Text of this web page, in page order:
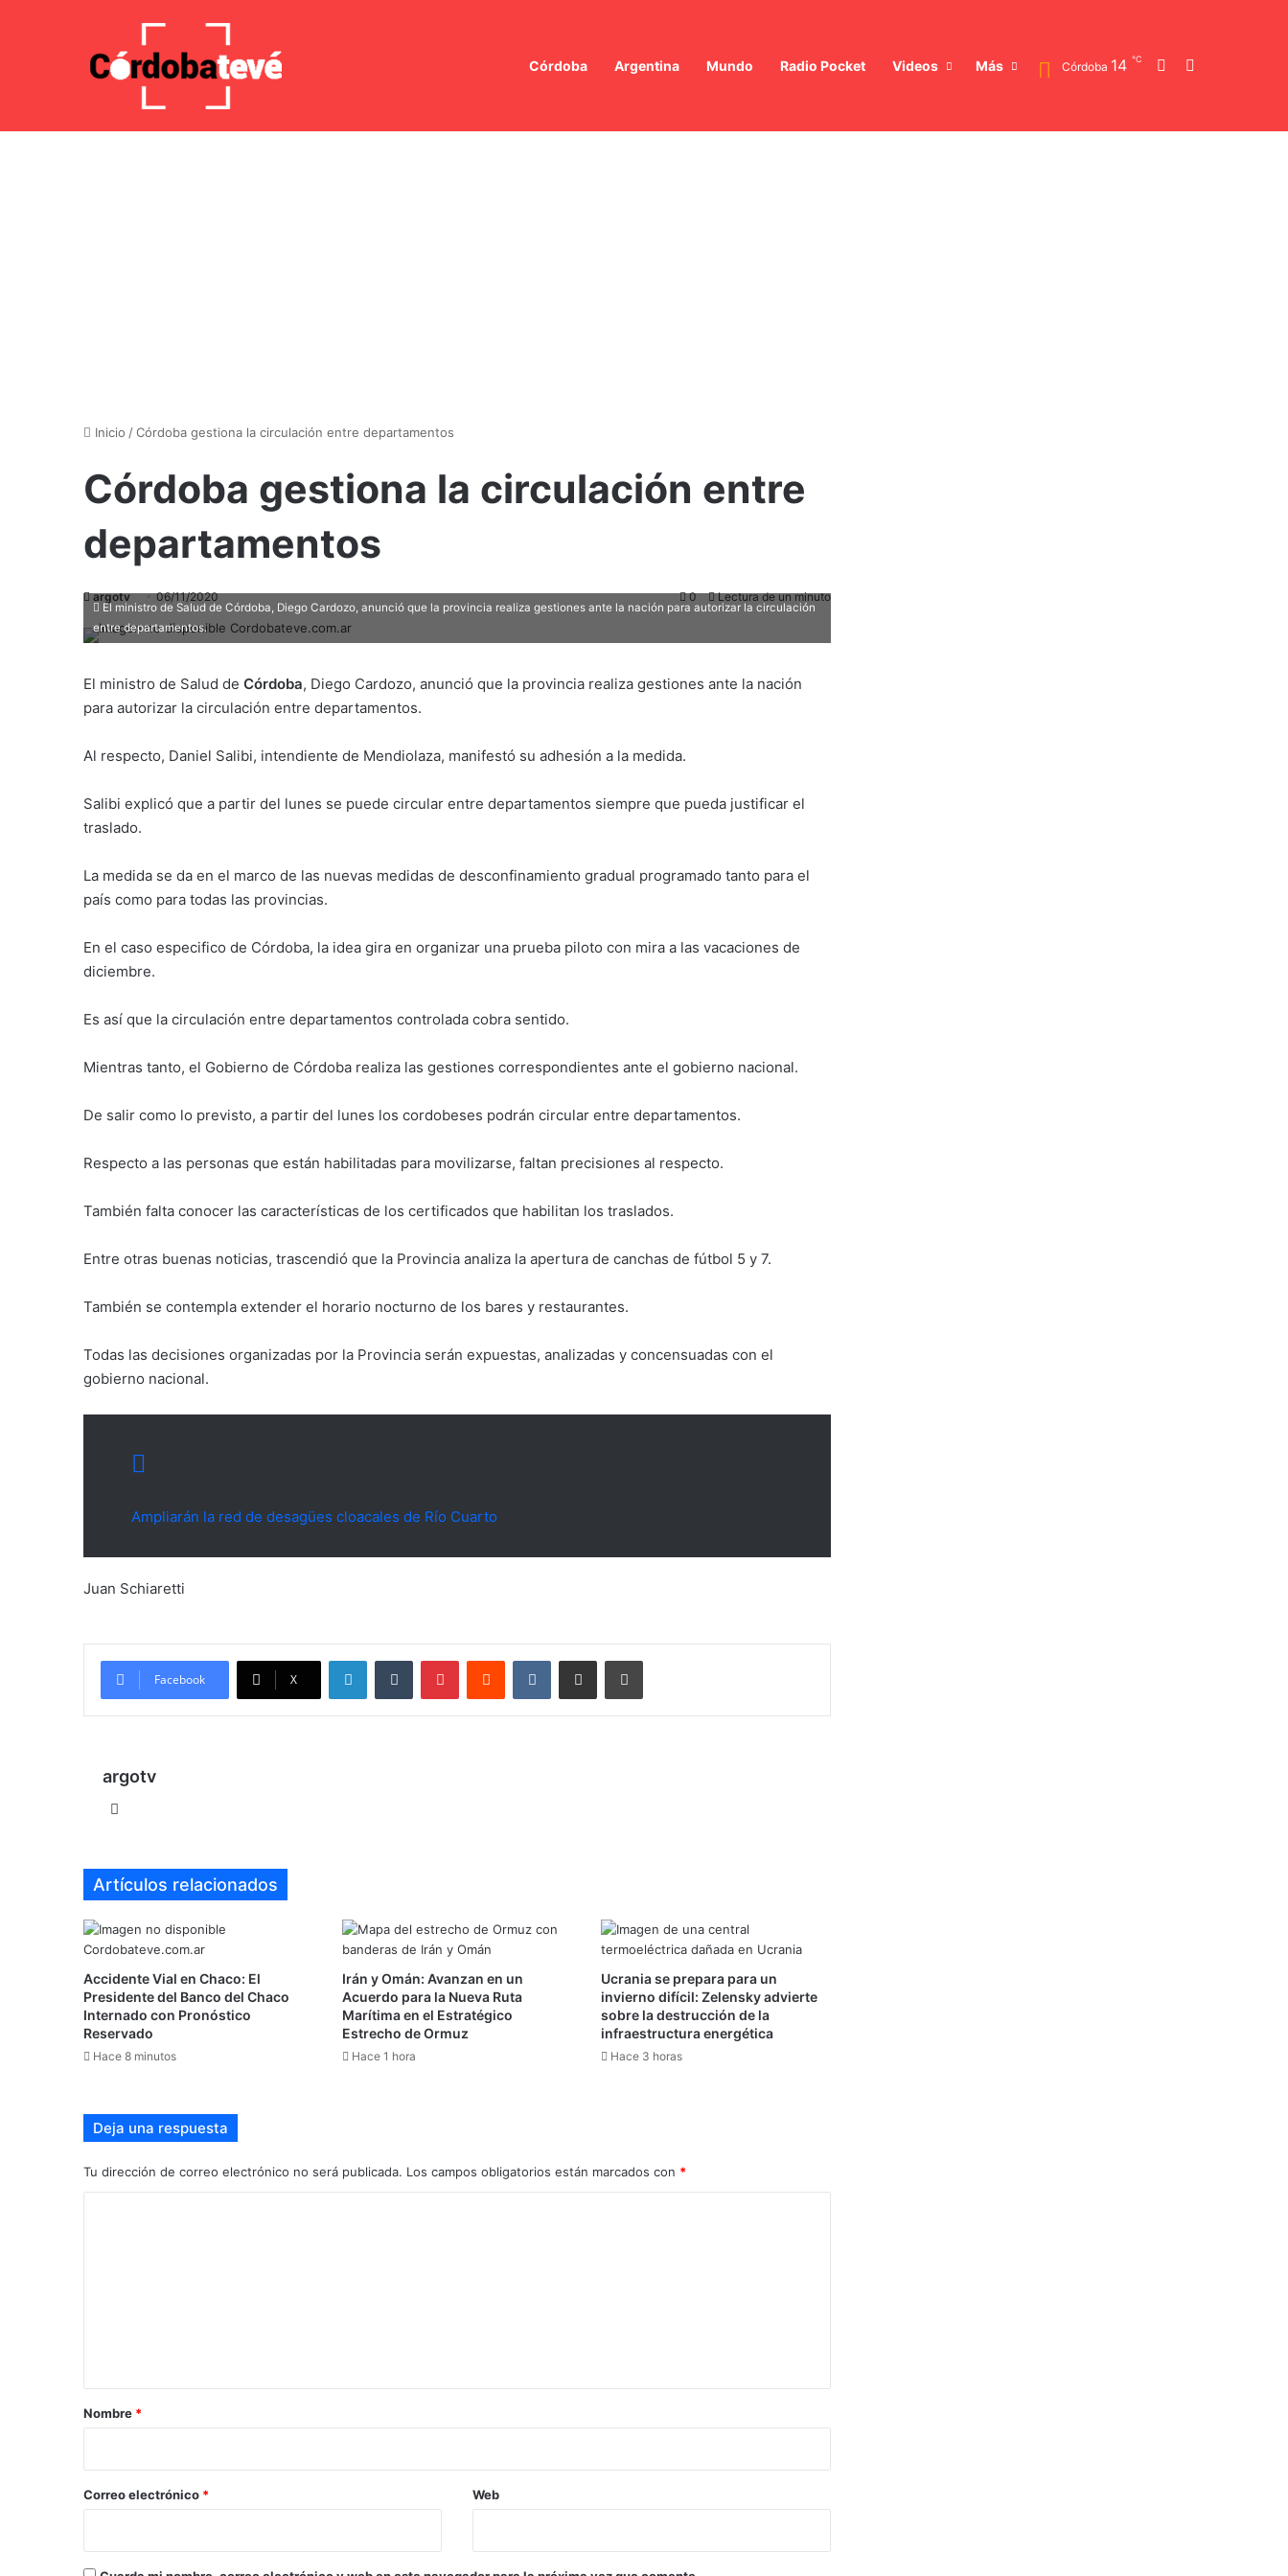
Córdoba Argentina Mundo Radio Pocket Videos Más Córdoba 14 ℃ Switch skin
8 agosto 2026, 15:07 PM Noticias de última hora Accidente Vial en Chaco: El Presidente del Banco del Chaco Internado con Pronóstico Reservado
Inicio /Córdoba gestiona la circulación entre departamentos
Córdoba gestiona la circulación entre
departamentos
argotv 06/11/2020 0 Lectura de un minuto
El ministro de Salud de Córdoba, Diego Cardozo, anunció que la provincia realiza gestiones ante la nación para autorizar la circulación
entre departamentos.
El ministro de Salud de Córdoba, Diego Cardozo, anunció que la provincia realiza gestiones ante la nación
para autorizar la circulación entre departamentos.
Al respecto, Daniel Salibi, intendiente de Mendiolaza, manifestó su adhesión a la medida.
Salibi explicó que a partir del lunes se puede circular entre departamentos siempre que pueda justificar el
traslado.
La medida se da en el marco de las nuevas medidas de desconfinamiento gradual programado tanto para el
país como para todas las provincias.
En el caso especifico de Córdoba, la idea gira en organizar una prueba piloto con mira a las vacaciones de
diciembre.
Es así que la circulación entre departamentos controlada cobra sentido.
Mientras tanto, el Gobierno de Córdoba realiza las gestiones correspondientes ante el gobierno nacional.
De salir como lo previsto, a partir del lunes los cordobeses podrán circular entre departamentos.
Respecto a las personas que están habilitadas para movilizarse, faltan precisiones al respecto.
También falta conocer las características de los certificados que habilitan los traslados.
Entre otras buenas noticias, trascendió que la Provincia analiza la apertura de canchas de fútbol 5 y 7.
También se contempla extender el horario nocturno de los bares y restaurantes.
Todas las decisiones organizadas por la Provincia serán expuestas, analizadas y concensuadas con el
gobierno nacional.
Ampliarán la red de desagües cloacales de Río Cuarto
Juan Schiaretti
Facebook X
LinkedInTumblr PinterestReddit VKontakte
Compartir por mail Imprimir
argotv
Artículos relacionados
Accidente Vial en Chaco: El
Presidente del Banco del Chaco
Internado con Pronóstico
Reservado
Hace 8 minutos
Irán y Omán: Avanzan en un
Acuerdo para la Nueva Ruta
Marítima en el Estratégico
Estrecho de Ormuz
Hace 1 hora
Ucrania se prepara para un
invierno difícil: Zelensky advierte
sobre la destrucción de la
infraestructura energética
Hace 3 horas
Deja una respuesta
Tu dirección de correo electrónico no será publicada. Los campos obligatorios están marcados con *
r
*
Nombre *
Correo electrónico * Web